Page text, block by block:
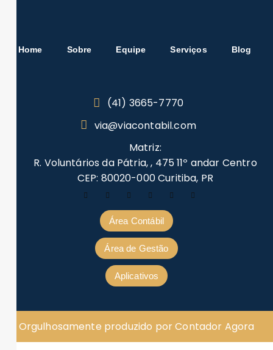
Home Sobre Equipe Serviços Blog
(41) 3665-7770
via@viacontabil.com
Matriz:
R. Voluntários da Pátria, , 475 11º andar Centro
CEP: 80020-000 Curitiba, PR
Área Contábil
Área de Gestão
Aplicativos
Orgulhosamente produzido por Contador Agora